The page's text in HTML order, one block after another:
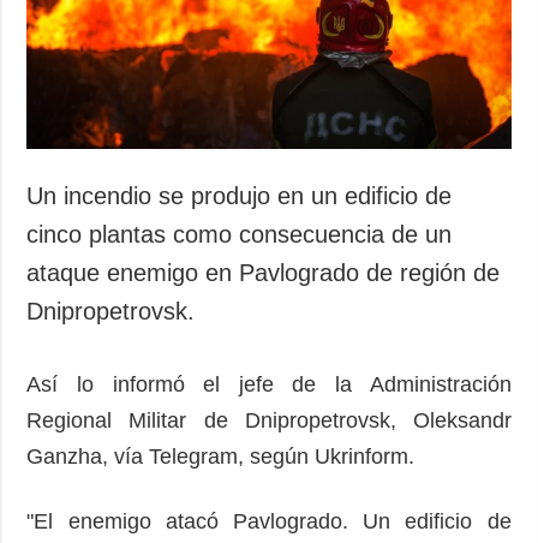
Un incendio se produjo en un edificio de
cinco plantas como consecuencia de un
ataque enemigo en Pavlogrado de región de
Dnipropetrovsk.
Así lo informó el jefe de la Administración
Regional Militar de Dnipropetrovsk, Oleksandr
Ganzha, vía Telegram, según Ukrinform.
"El enemigo atacó Pavlogrado. Un edificio de